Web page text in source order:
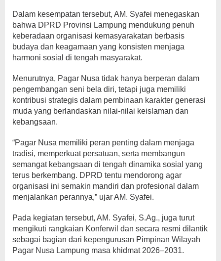
Dalam kesempatan tersebut, AM. Syafei menegaskan
bahwa DPRD Provinsi Lampung mendukung penuh
keberadaan organisasi kemasyarakatan berbasis
budaya dan keagamaan yang konsisten menjaga
harmoni sosial di tengah masyarakat.
Menurutnya, Pagar Nusa tidak hanya berperan dalam
pengembangan seni bela diri, tetapi juga memiliki
kontribusi strategis dalam pembinaan karakter generasi
muda yang berlandaskan nilai-nilai keislaman dan
kebangsaan.
“Pagar Nusa memiliki peran penting dalam menjaga
tradisi, memperkuat persatuan, serta membangun
semangat kebangsaan di tengah dinamika sosial yang
terus berkembang. DPRD tentu mendorong agar
organisasi ini semakin mandiri dan profesional dalam
menjalankan perannya,” ujar AM. Syafei.
Pada kegiatan tersebut, AM. Syafei, S.Ag., juga turut
mengikuti rangkaian Konferwil dan secara resmi dilantik
sebagai bagian dari kepengurusan Pimpinan Wilayah
Pagar Nusa Lampung masa khidmat 2026–2031.